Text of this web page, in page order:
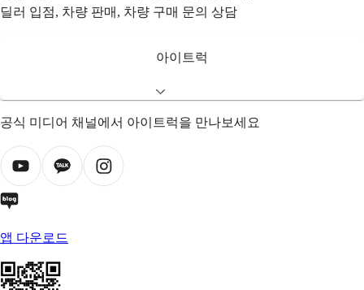
딜러 입점, 차량 판매, 차량 구매 문의 상담
아이트럭
공식 미디어 채널에서 아이트럭을 만나보세요
앱 다운로드